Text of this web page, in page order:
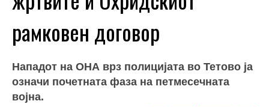
рамковен договор
Нападот на ОНА врз полицијата во Тетово ја
означи почетната фаза на петмесечната
војна.